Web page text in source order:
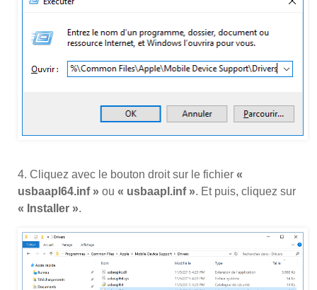
4. Cliquez avec le bouton droit sur le fichier «
usbaapl64.inf » ou « usbaapl.inf ». Et puis, cliquez sur
« Installer ».